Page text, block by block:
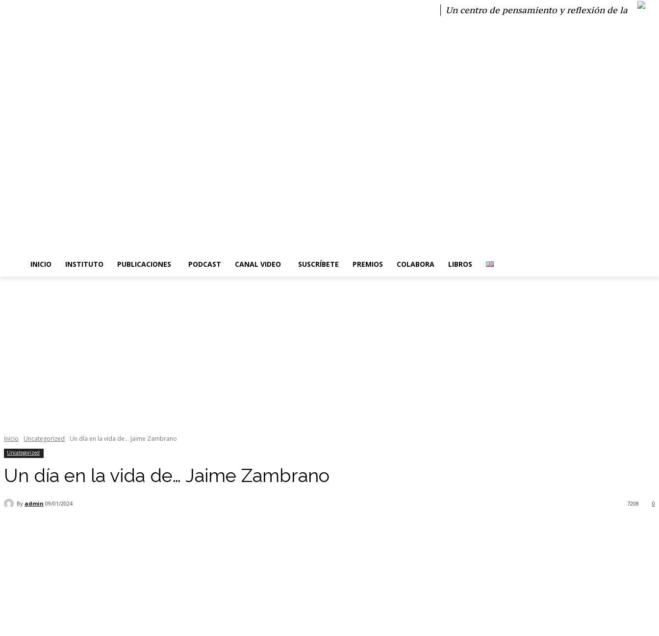
Un centro de pensamiento y reflexión de la
INICIO INSTITUTO PUBLICACIONES PODCAST CANAL VIDEO SUSCRÍBETE PREMIOS COLABORA LIBROS
Inicio Uncategorized Un día en la vida de... Jaime Zambrano
Uncategorized
Un día en la vida de… Jaime Zambrano
By admin 09/01/2024 0
7208